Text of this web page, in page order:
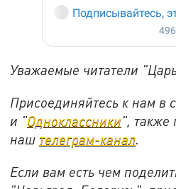
Уважаемые читатели
Присоединяйтесь к нам в
и "Одноклассники", также
наш телеграм-канал.
Если вам есть чем